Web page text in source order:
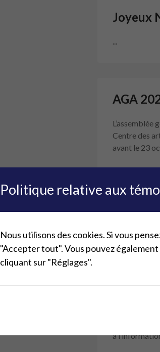
Joyeux
...
AGA
Centre des
avant le 23
8e
Du 8 au 12
demeure au
à
Politique relative aux
Nous utilisons des cookies. Si vous
"Accepter tout". Vous pouvez
cliquant sur "Réglages".